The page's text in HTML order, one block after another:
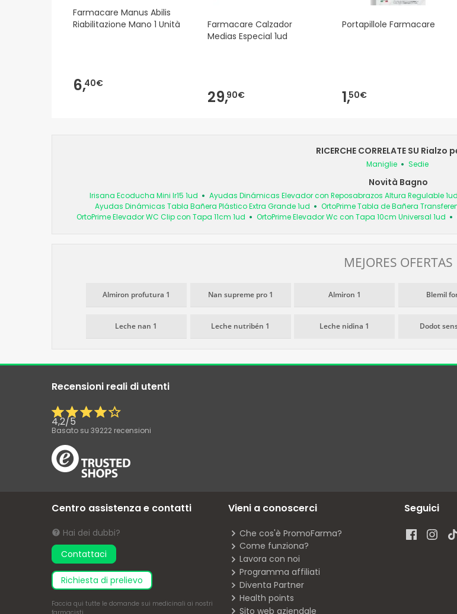
Farmacare Manus Abilis
Riabilitazione Mano 1 Unità
6,40€
Farmacare Calzador
Medias Especial 1ud
29,90€
Portapillole Farmacare
1,50€
RICERCHE CORRELATE SU Rialzo
Maniglie Sedie
Novità Bagno
Irisana Ecoducha Mini Ir15 1ud Ayudas Dinámicas Elevador con Reposabrazos Altura Regulable 1ud
Ayudas Dinámicas Tabla Bañera Plástico Extra Grande 1ud
OrtoPrime Tabla de Bañera
OrtoPrime Elevador WC Clip con Tapa 11cm 1ud
OrtoPrime Elevador Wc con Tapa 10cm Universal 1ud
MEJORES OFERTAS
Almiron profutura 1 Nan supreme pro 1 Almiron 1 Blemil
Leche nan 1 Leche nutribén 1 Leche nidina 1 Dodot
Recensioni reali di utenti
4,2/5
Basato su 39222 recensioni
Centro assistenza e contatti
Hai dei dubbi?
Contattaci
richiesta di prelievo
Faccia qui tutte le domande sui medicinali ai nostri
Vieni a conoscerci
Che cos'è PromoFarma?
Come funziona?
Lavora con noi
Programma affiliati
Diventa Partner
Health points
Sito web aziendale
Seguici